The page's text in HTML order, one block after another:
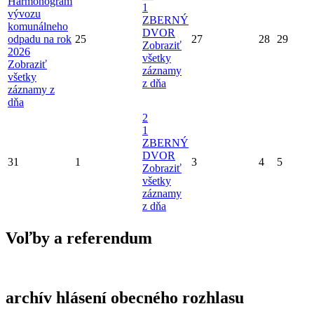
vývozu
komunálneho
odpadu na rok
2026
Zobraziť
všetky
záznamy z
dňa
25
1
ZBERNÝ
DVOR
Zobraziť
všetky
záznamy
z dňa
27 28 29
31 1
2
1
ZBERNÝ
DVOR
Zobraziť
všetky
záznamy
z dňa
3 4 5
Voľby a referendum
archív hlásení obecného rozhlasu